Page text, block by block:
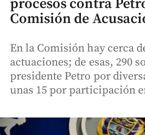
procesos contra
Comisión de
En la Comisión hay cerca
actuaciones; de esas, 290
presidente Petro por
unas 15 por participación